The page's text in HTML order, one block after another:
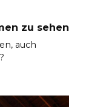
zu sehen
auch